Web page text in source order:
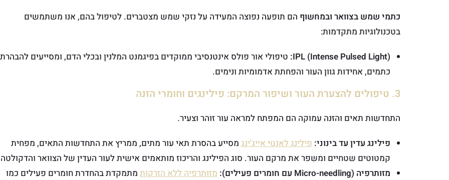
כתמי שמש בצוואר ובמחשוף הם תופעה נפוצה המעידה על נזקי שמש מצטברים. לטיפול בהם, אנו משתמשים
בטכנולוגיות מתקדמות:
IPL (Intense Pulsed Light): טיפולי אור פולס אינטנסיבי ממוקדים בפיגמנט המלנין ובכלי הדם, ומסייעים להבהרת
כתמים, אחידות גוון העור והפחתת אדמומיות ונימים.
3. טיפולים להצערת העור ושיפור המרקם: פילינגים וחומרי הזנה
התחדשות תאים והזנה עמוקה הם המפתח למראה עור זוהר וצעיר.
פילינג עדין עד בינוני: פילינג לאנטי אייג'ינג מסייע בהסרת תאי עור מתים, ממריץ את התחדשות התאים, מפחית
קמטוטים שטחיים ומשפר את מרקם העור. סוג הפילינג והריכוז מותאמים אישית לעור העדין של הצוואר
מזותרפיה (Micro-needling עם חומרים פעילים):
מזותרפיה ללא הזרקות מתמקדת בהחדרת חומרים פעילים כמו